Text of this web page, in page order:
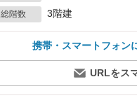
総階数 3階建
携帯・スマートフォン
URLをス